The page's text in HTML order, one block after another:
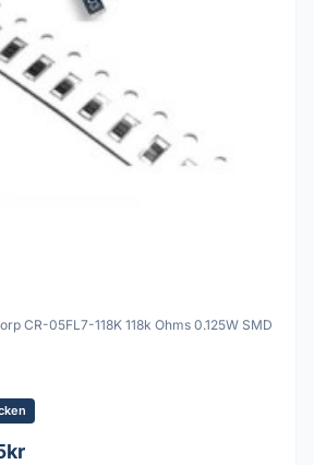
CR-05FL7-118K 118k Ohms 0.125W SMD